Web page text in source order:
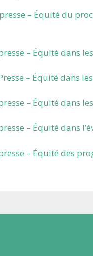
– Équité du
– Équité dans
– Équité dans
– Équité dans
– Équité dans
– Équité des